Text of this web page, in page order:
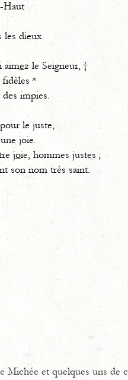
Haut
les dieux.
aimez le Seigneur, †
fidèles *
des impies.
le juste,
joie.
joie, hommes justes ;
nt son nom très saint.
Michée et quelques uns de